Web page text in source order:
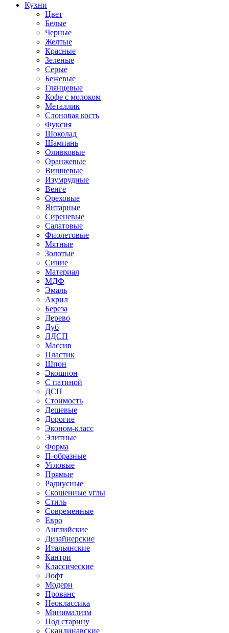
Кухни
Цвет
Белые
Черные
Желтые
Красные
Зеленые
Серые
Бежевые
Глянцевые
Кофе с молоком
Металлик
Слоновая кость
Фуксия
Шоколад
Шампань
Оливковые
Оранжевые
Вишневые
Изумрудные
Венге
Ореховые
Янтарные
Сиреневые
Салатовые
Фиолетовые
Мятные
Золотые
Синие
Материал
МДФ
Эмаль
Акрил
Береза
Дерево
Дуб
ЛДСП
Массив
Пластик
Шпон
Экошпон
С патиной
ДСП
Стоимость
Дешевые
Дорогие
Эконом-класс
Элитные
Форма
П-образные
Угловые
Прямые
Радиусные
Скошенные углы
Стиль
Современные
Евро
Английские
Дизайнерские
Итальянские
Кантри
Классические
Лофт
Модерн
Прованс
Неоклассика
Минимализм
Под старину
Скандинавские